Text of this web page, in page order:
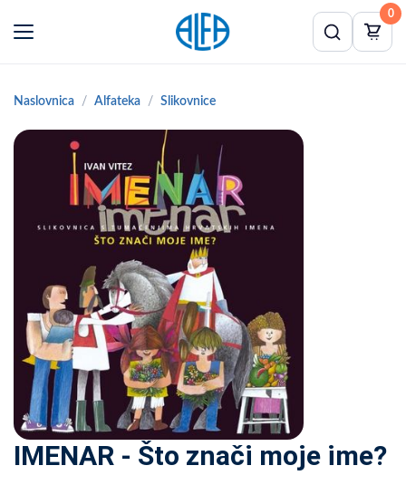
0
Naslovnica Alfateka Slikovnice
IMENAR - Što znači moje ime?